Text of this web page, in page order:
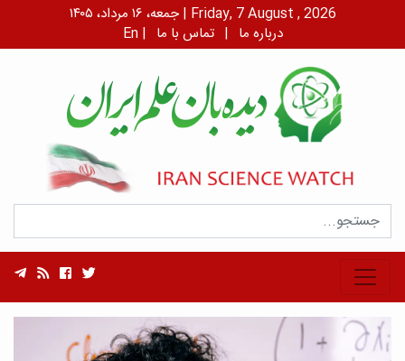
جمعه، ۱۶ مرداد، ۱۴۰۵ | Friday, 7 August , 2026
En | درباره ما | تماس با ما